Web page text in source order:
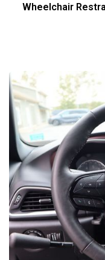
Wheelchair